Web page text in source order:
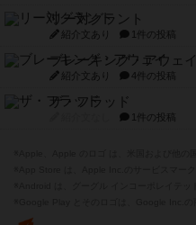
リー対グラント
紹介文あり 1件の投稿
ブレーキング・アウェイ
紹介文あり 4件の投稿
ザ・フラッド
1件の投稿